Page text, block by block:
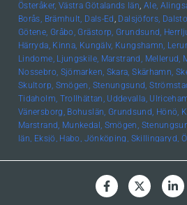
Österåker, Västra Götalands län, Ale,
Borås, Brämhult, Dals-Ed , Dalsjöfors,
Götene, Gråbo, Grästorp, Grundsund,
Härryda, Kinna, Kungälv, Kungshamn,
Lindome, Ljungskile, Marstrand, Mellerud,
Nossebro, Sjömarken, Skara, Skärhamn,
Skultorp, Smögen, Stenungsund,
Tidaholm, Trollhättan, Uddevalla,
Vänersborg, Bohuslän, Grundsund, Hönö,
Marstrand, Munkedal, Smögen,
län, Eksjö, Habo, Jönköping, Skillingaryd,
Helsingborg, Höör, Lund,
Värmlands län, Edsvalla,